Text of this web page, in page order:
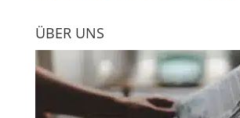
ÜBER UNS